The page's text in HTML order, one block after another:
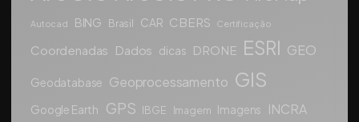
Autocad BING Brasil CAR CBERS Certificação
Coordenadas Dados dicas DRONE ESRI GEO
Geodatabase Geoprocessamento GIS
Google Earth GPS IBGE Imagem Imagens
INCRA